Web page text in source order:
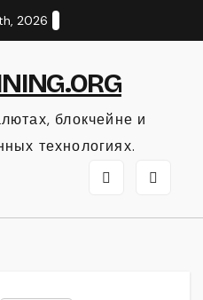
2026
блокчейне и
технологиях.